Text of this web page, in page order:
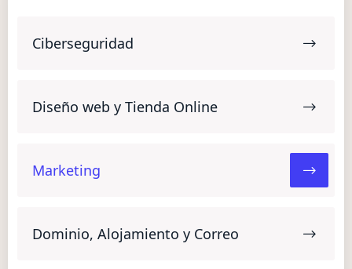
Ciberseguridad
Diseño web y Tienda Online
Marketing
Dominio, Alojamiento y Correo